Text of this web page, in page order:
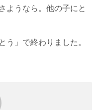
ようなら。他の子にと
う」で終わりました。